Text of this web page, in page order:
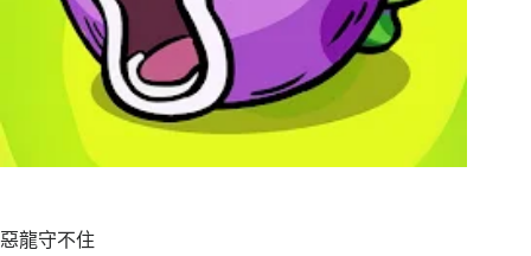
惡龍守不住